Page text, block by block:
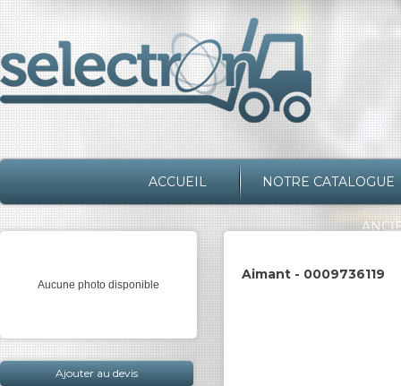
ACCUEIL NOTRE CATALOGUE
Aucune photo disponible
Ajouter au devis
Aimant - 0009736119